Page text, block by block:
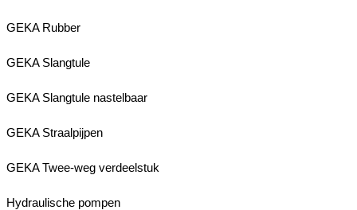
GEKA Rubber
GEKA Slangtule
GEKA Slangtule nastelbaar
GEKA Straalpijpen
GEKA Twee-weg verdeelstuk
Hydraulische pompen